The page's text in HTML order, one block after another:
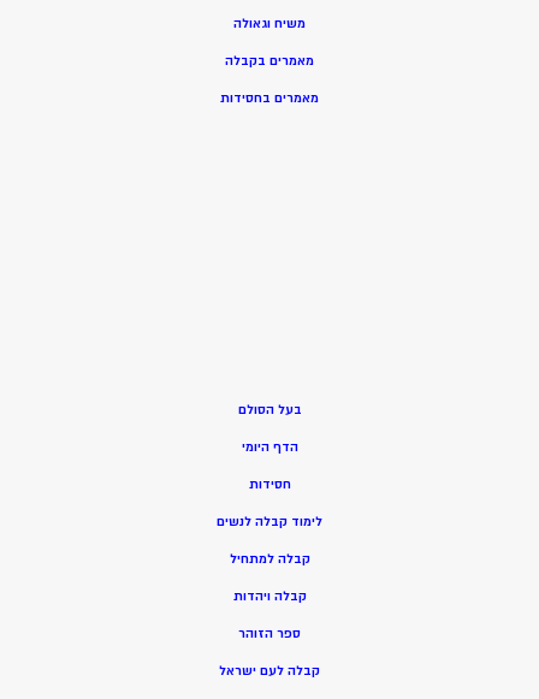
משיח וגאולה
מאמרים בקבלה
מאמרים בחסידות
בעל הסולם
הדף היומי
חסידות
לימוד קבלה לנשים
קבלה למתחיל
קבלה ויהדות
ספר הזוהר
קבלה לעם ישראל